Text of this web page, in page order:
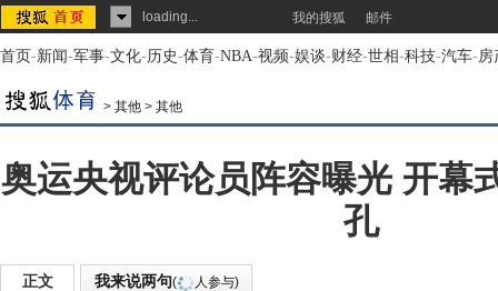
loading... 我的搜狐 邮件
首页-新闻-军事-文化-历史-体育-NBA-视频-娱谈-财经-世相-科技-汽车-房
> 其他 > 其他
奥运央视评论员阵容曝光 开幕
孔
正文 我来说两句( 人参与)